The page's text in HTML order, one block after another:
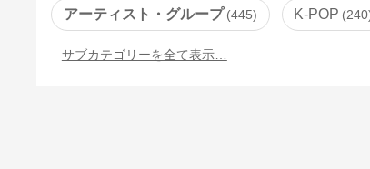
アーティスト・グループ 445 K-POP 240
サブカテゴリーを全て表示…